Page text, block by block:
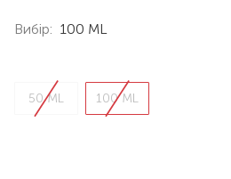
Вибір: 100 ML
50 ML 100 ML